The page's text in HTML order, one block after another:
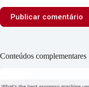
Publicar comentário
Conteúdos complementares